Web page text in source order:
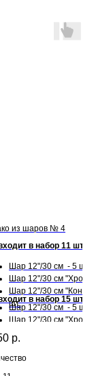
из шаров № 4
в набор 11 шт:
Шар 12"/30 см - 5 шт.
Шар 12"/30 см "Хром"
Шар 12"/30 см
шт.
в набор 15 шт:
Шар 12"/30 см - 5 шт.
Шар 12"/30 см "Хром"
шт.
р.